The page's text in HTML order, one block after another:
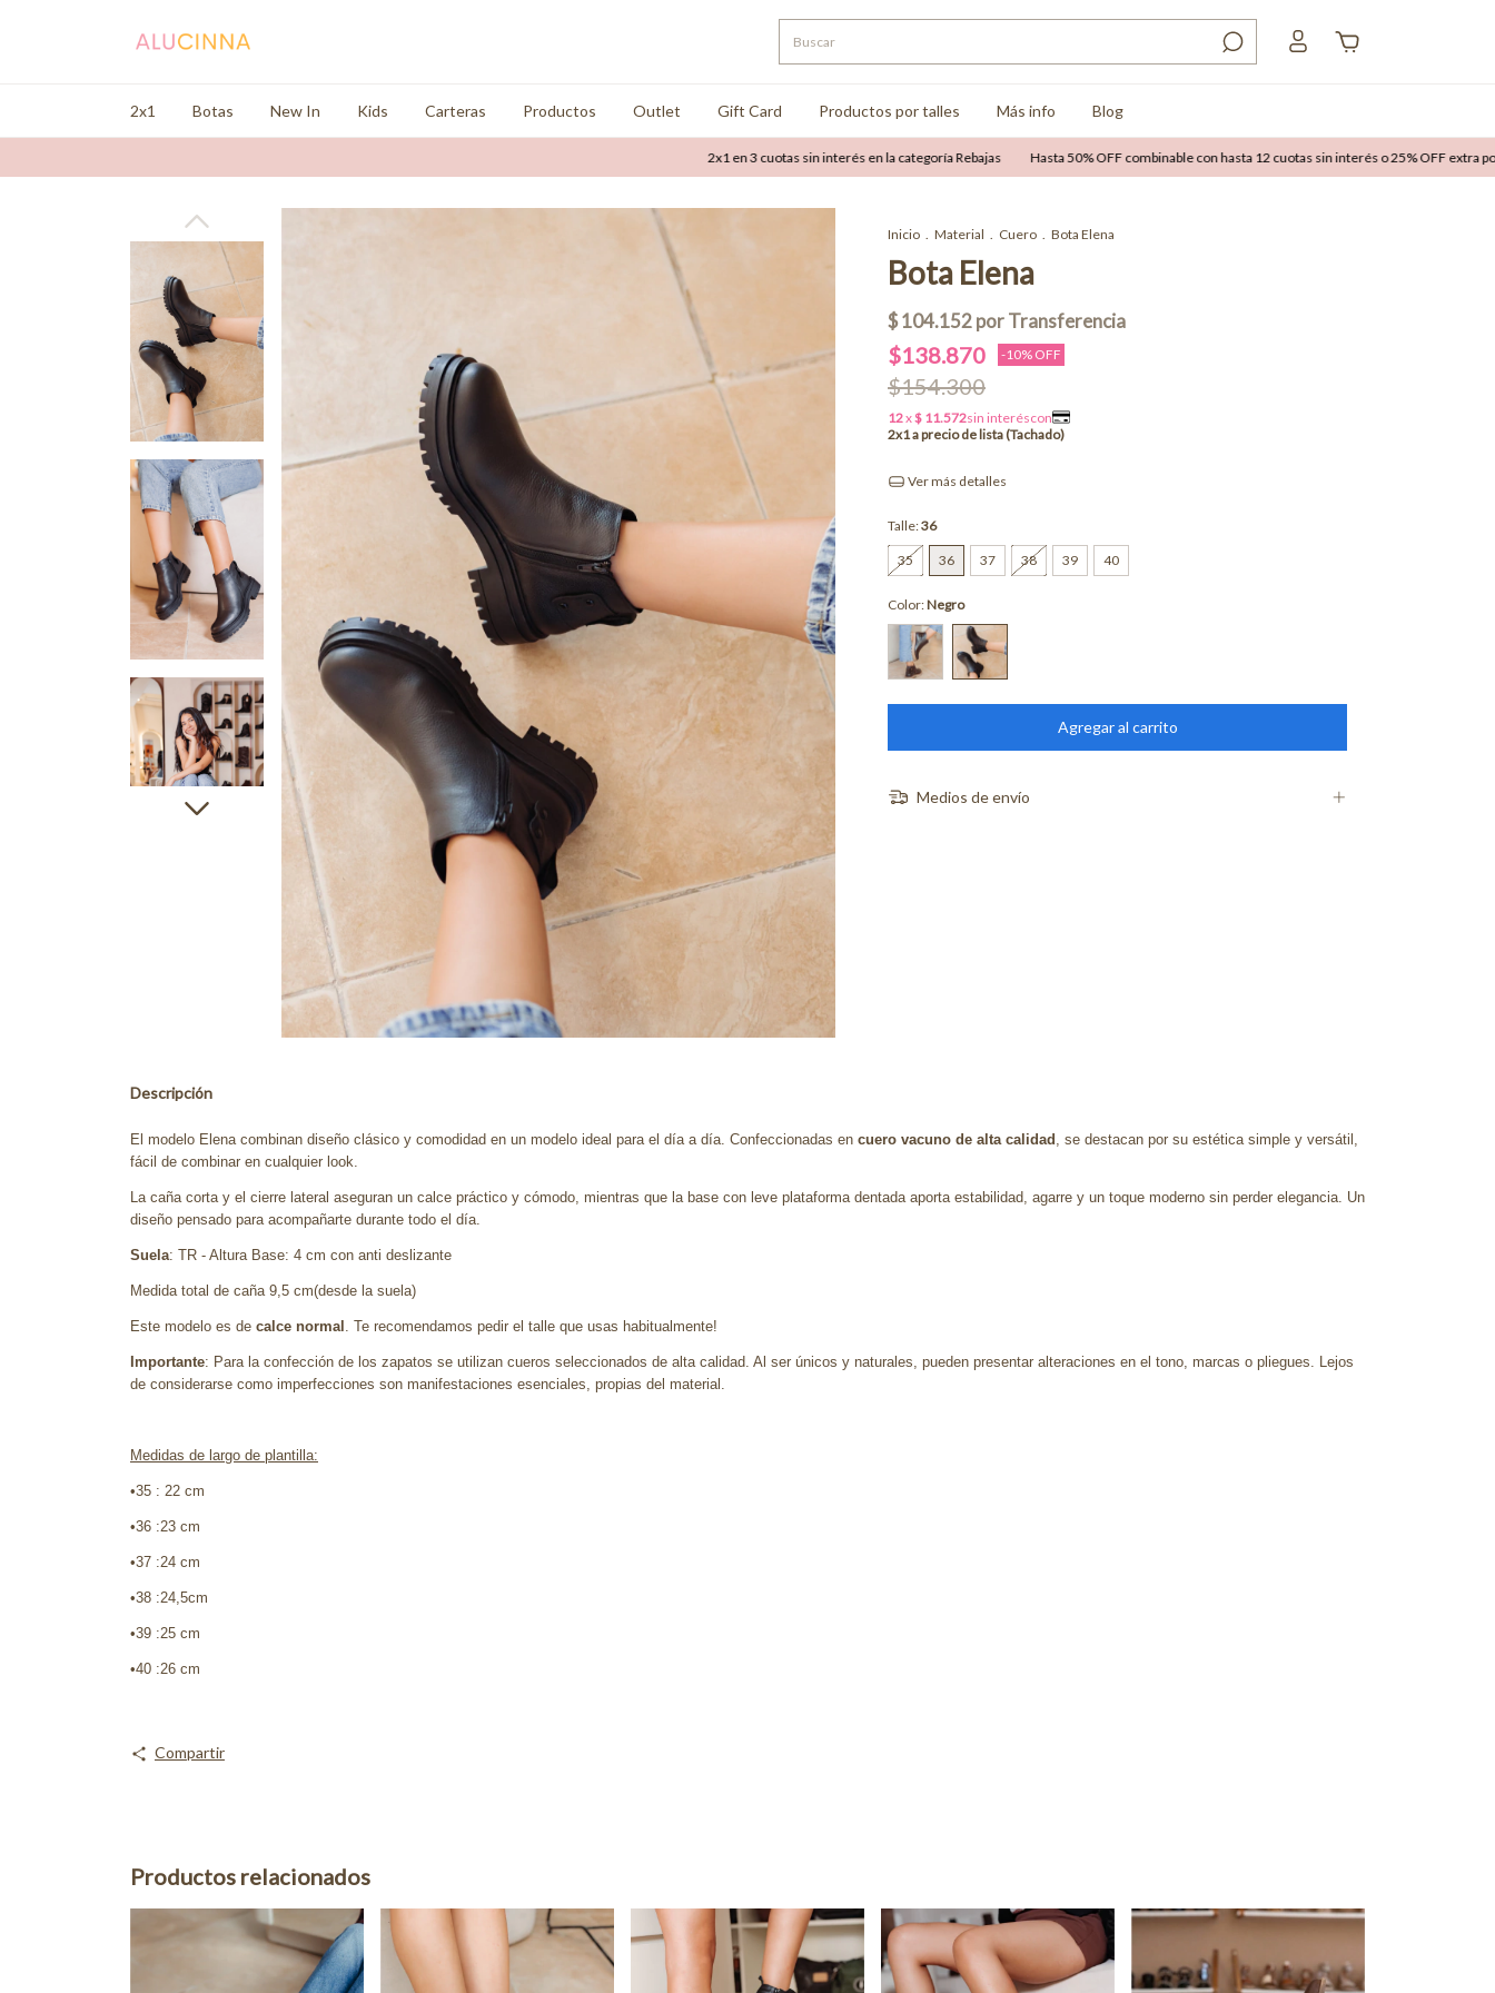
2x1 Botas New In Kids Carteras Productos Outlet Gift Card Productos por talles Más info Blog
2x1 en 3 cuotas sin interés en la categoría Rebajas Hasta 50% OFF combinable con hasta 12 cuotas sin interés o 25% OFF extra por
Inicio . Material . Cuero . Bota Elena
Bota Elena
$138.870 -10% OFF
$154.300
Ver más detalles
Talle:36
35 36 37 38 39 40
Color:Negro
Medios de envío
Descripción
El modelo Elena combinan diseño clásico y comodidad en un modelo ideal para el día a día. Confeccionadas en cuero vacuno de alta calidad , se destacan por su estética simple y versátil,
fácil de combinar en cualquier look.
La caña corta y el cierre lateral aseguran un calce práctico y cómodo, mientras que la base con leve plataforma dentada aporta estabilidad, agarre y un toque moderno sin perder elegancia. Un
diseño pensado para acompañarte durante todo el día.
Suela: TR - Altura Base: 4 cm con anti deslizante
Medida total de caña 9,5 cm(desde la suela)
Este modelo es de calce normal . Te recomendamos pedir el talle que usas habitualmente!
Importante: Para la confección de los zapatos se utilizan cueros seleccionados de alta calidad. Al ser únicos y naturales, pueden presentar alteraciones en el tono, marcas o pliegues. Lejos
de considerarse como imperfecciones son manifestaciones esenciales, propias del material.
Medidas de largo de plantilla:
•35 : 22 cm
•36 :23 cm
•37 :24 cm
•38 :24,5cm
•39 :25 cm
•40 :26 cm
Compartir
Productos relacionados